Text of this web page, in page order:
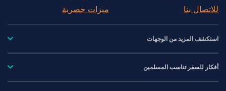
للاتصال بنا
ميزات حصرية
استكشف المزيد من الوجهات
أفكار للسفر تناسب المسلمين